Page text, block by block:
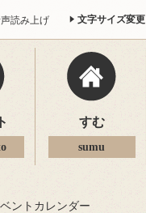
読み上げ 文字サイズ変更
すむ
sumu
ントカレンダー